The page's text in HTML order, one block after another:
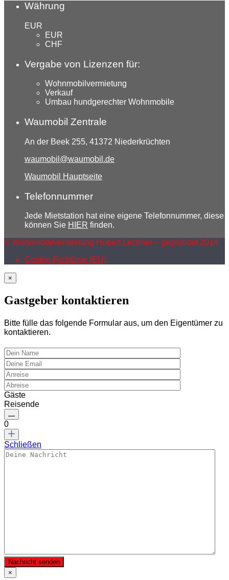
Währung
EUR
EUR
CHF
Vergabe von Lizenzen für:
Wohnmobilvermietung
Verkauf
Umbau hundgerechter Wohnmobile
Waumobil Zentrale
An der Beek 255, 41372 Niederkrüchten
waumobil@waumobil.de
Waumobil Hauptseite
Telefonnummer
Jede Mietstation hat eine eigene Telefonnummer, diese
können Sie HIER finden.
© Wohnmobilvermietung Hubert Lechner – gegründet 2014
Cookie-Richtlinie (EU)
×
Gastgeber kontaktieren
Bitte fülle das folgende Formular aus, um den Eigentümer zu
kontaktieren.
Gäste
Reisende
0
Schließen
Nachricht senden
×